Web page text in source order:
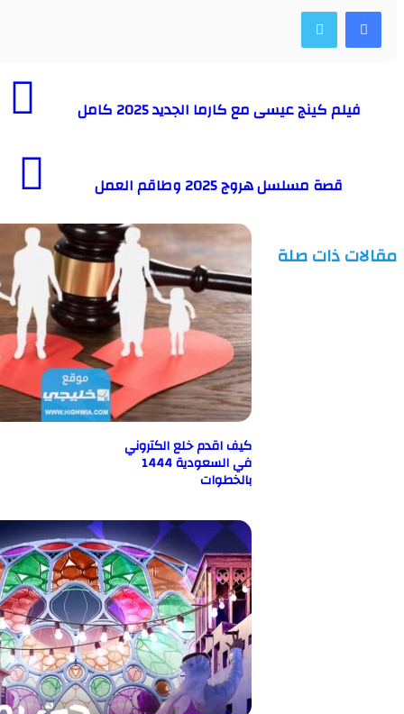
كينج عيسى مع كارما الجديد 2025 كامل
قصة مسلسل هروج 2025 وطاقم العمل
ذات صلة
كيف اقدم خلع الكتروني
في السعودية 1444
بالخطوات